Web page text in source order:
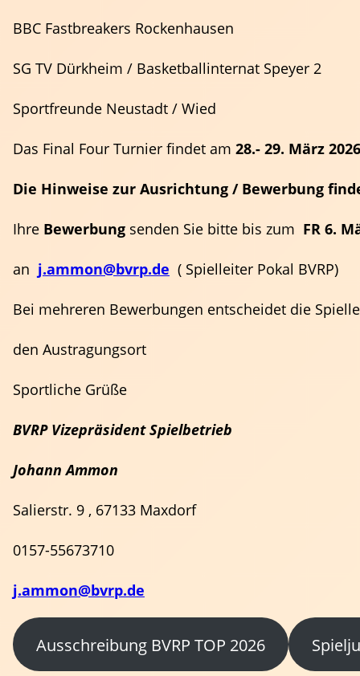
Schiedsrichter
Ansprechpartner
Events & Termine
BBC Fastbreakers Rockenhausen
SG TV Dürkheim / Basketballinternat Speyer 2
Sportfreunde Neustadt / Wied
Das Final Four Turnier findet am 28.- 29. März
Die Hinweise zur Ausrichtung / Bewerbung
Ihre Bewerbung senden Sie bitte bis zum FR 6.
an j.ammon@bvrp.de ( Spielleiter Pokal BVRP)
Bei mehreren Bewerbungen entscheidet die
den Austragungsort
Sportliche Grüße
BVRP Vizepräsident Spielbetrieb
Johann Ammon
Salierstr. 9 , 67133 Maxdorf
0157-55673710
j.ammon@bvrp.de
Ausschreibung BVRP TOP 2026